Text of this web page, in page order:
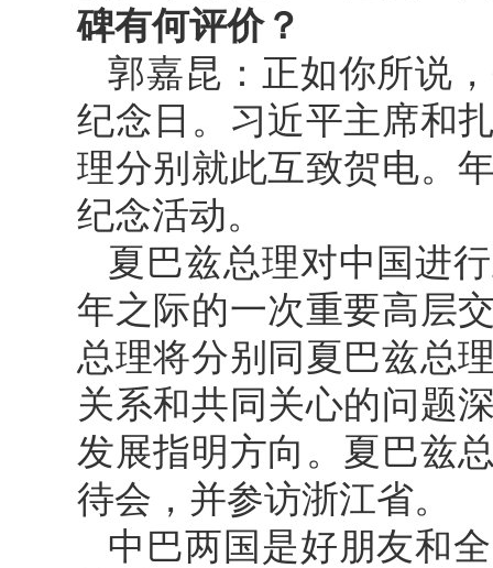
碑有何评价？
郭嘉昆：正如你所说
纪念日。习近平主席和
理分别就此互致贺电。
纪念活动。
夏巴兹总理对中国进
年之际的一次重要高层
总理将分别同夏巴兹总
关系和共同关心的问题
发展指明方向。夏巴兹
待会，并参访浙江省。
中巴两国是好朋友和